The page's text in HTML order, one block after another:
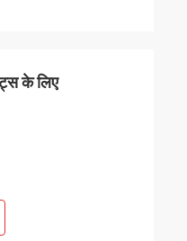
के लिए